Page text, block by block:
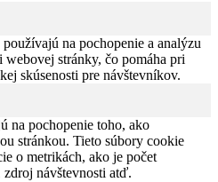
na pochopenie a analýzu
stránky, čo pomáha pri
skúsenosti pre návštevníkov.
na pochopenie toho, ako
stránkou. Tieto súbory cookie
o metrikách, ako je počet
návštevnosti atď.